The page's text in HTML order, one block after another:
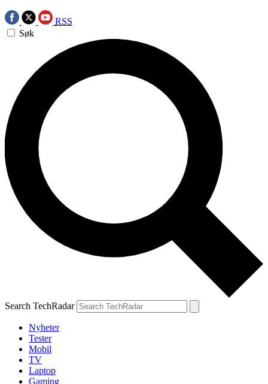
RSS
Søk
Search TechRadar
Nyheter
Tester
Mobil
TV
Laptop
Gaming